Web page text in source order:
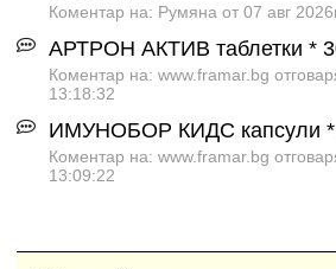
Коментар на: Румяна от 07 авг
АРТРОН АКТИВ таблетки *
Коментар на: www.framar.bg
13:18:32
ИМУНОБОР КИДС капсули *
Коментар на: www.framar.bg
13:09:22